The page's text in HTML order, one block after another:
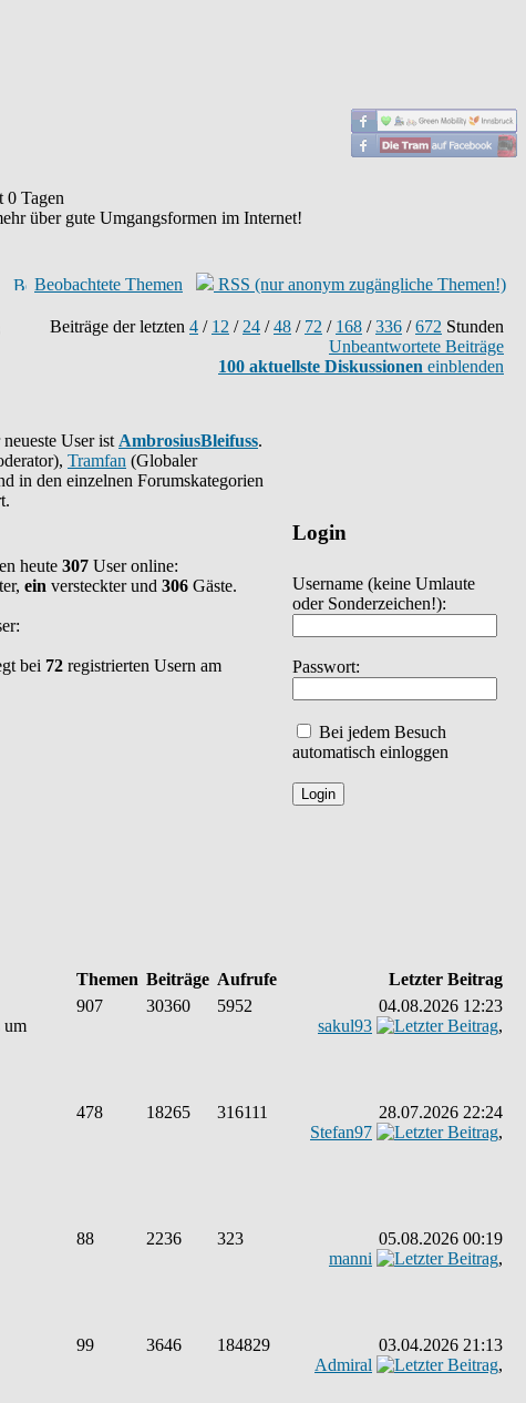
0 Tagen
über gute Umgangsformen im Internet!
Beobachtete Themen RSS (nur anonym zugängliche Themen!)
Beiträge der letzten 4 / 12 / 24 /48 / 72 / 168 /336 /672 Stunden
Unbeantwortete Beiträge
100 aktuellste Diskussionen einblenden
Login
Username (keine Umlaute
oder Sonderzeichen!):
Passwort:
Bei jedem Besuch
automatisch einloggen
User ist AmbrosiusBleifuss.
Tramfan (Globaler
in den einzelnen Forumskategorien
heute 307 User online:
ein versteckter und 306 Gäste.
bei 72 registrierten Usern am
Themen Beiträge Aufrufe
Letzter Beitrag
um
907 30360 5952
04.08.2026 12:23
sakul93
,
478 18265 316111
28.07.2026 22:24
Stefan97
,
88 2236 323
05.08.2026 00:19
manni
,
99 3646 184829
03.04.2026 21:13
Admiral
,